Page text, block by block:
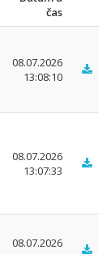
čas
08.07.2026
13:08:10
08.07.2026
13:07:33
08.07.2026